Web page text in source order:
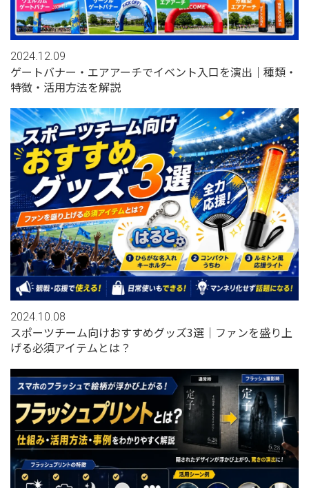
2024.12.09
ゲートバナー・エアアーチでイベント入口を演出｜種類・
特徴・活用方法を解説
2024.10.08
スポーツチーム向けおすすめグッズ3選｜ファンを盛り上
げる必須アイテムとは？